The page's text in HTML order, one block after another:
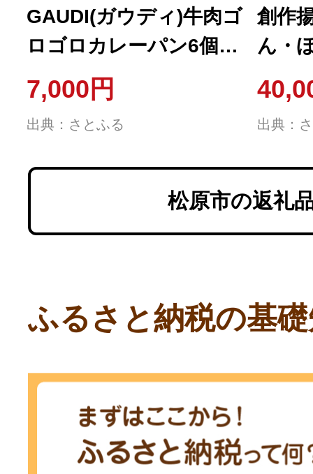
GAUDI(ガウディ)牛肉ゴ
ロゴロカレーパン6個
グランプリ2度金賞 煮込
みカレー
7,000円
出典：さとふる
創作
ん・
様)
出典：
松原市の返礼
ふるさと納税の基